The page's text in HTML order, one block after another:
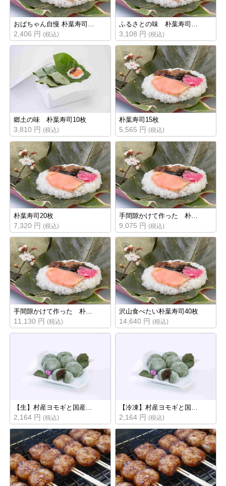
おばちゃん自慢 朴葉寿司…
2,406 円(税込)
ふるさとの味 朴葉寿司…
3,108 円(税込)
郷土の味 朴葉寿司10枚
3,810 円(税込)
朴葉寿司15枚
5,565 円(税込)
朴葉寿司20枚
7,320 円(税込)
手間隙かけて作った 朴…
9,075 円(税込)
手間隙かけて作った 朴…
11,130 円(税込)
沢山食べたい朴葉寿司40枚
14,640 円(税込)
【生】村産ヨモギと国産…
2,164 円(税込)
【冷凍】村産ヨモギと国…
2,164 円(税込)